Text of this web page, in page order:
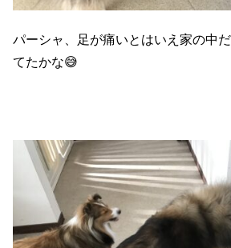
パーシャ、足が痛いとはいえ家の中
てたかな😅